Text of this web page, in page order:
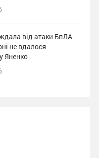
від атаки БпЛА
не вдалося
Яненко